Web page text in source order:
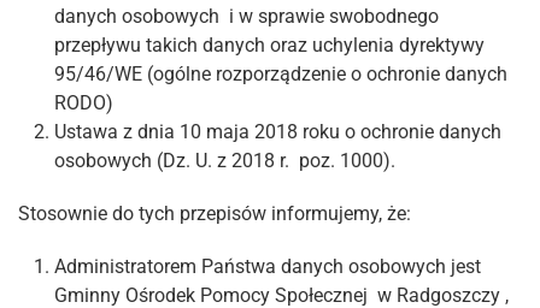
danych osobowych i w sprawie swobodnego
przepływu takich danych oraz uchylenia dyrektywy
95/46/WE (ogólne rozporządzenie o ochronie danych
RODO)
Ustawa z dnia 10 maja 2018 roku o ochronie danych
osobowych (Dz. U. z 2018 r. poz. 1000).
Stosownie do tych przepisów informujemy, że:
Administratorem Państwa danych osobowych jest
Gminny Ośrodek Pomocy Społecznej w Radgoszczy ,